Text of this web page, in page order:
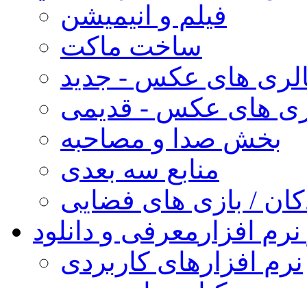
فیلم و انیمیشن
ساخت ماکت
های عکس - جدید
های عکس - قدیمی
بخش صدا و مصاحبه
منابع سه بعدی
/ بازی های فضایی
افزار معرفی و دانلود
نرم افزارهای کاربردی